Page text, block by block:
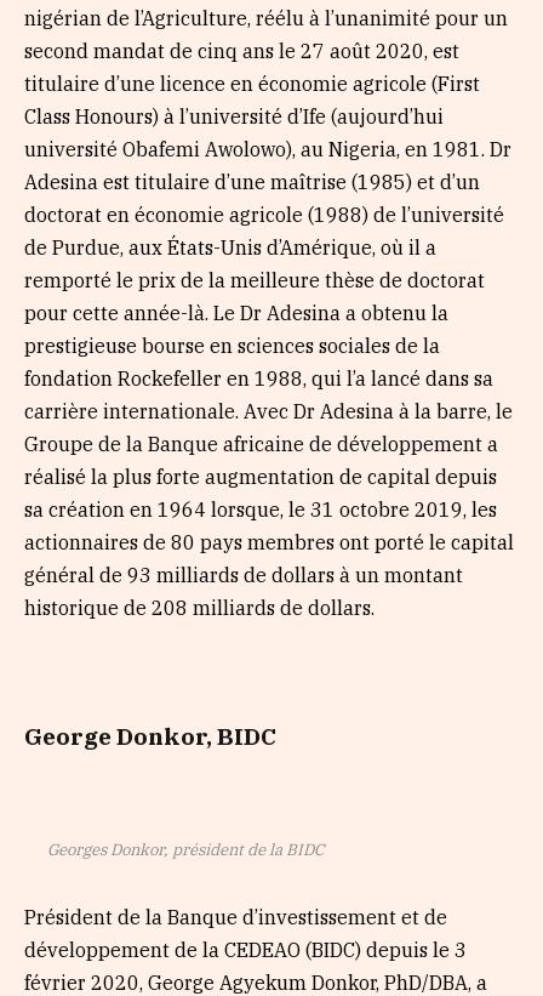
nigérian de l’Agriculture, réélu à l’unanimité pour un
second mandat de cinq ans le 27 août 2020, est
titulaire d’une licence en économie agricole (First
Class Honours) à l’université d’Ife (aujourd’hui
université Obafemi Awolowo), au Nigeria, en 1981. Dr
Adesina est titulaire d’une maîtrise (1985) et d’un
doctorat en économie agricole (1988) de l’université
de Purdue, aux États-Unis d’Amérique, où il a
remporté le prix de la meilleure thèse de doctorat
pour cette année-là. Le Dr Adesina a obtenu la
prestigieuse bourse en sciences sociales de la
fondation Rockefeller en 1988, qui l’a lancé dans sa
carrière internationale. Avec Dr Adesina à la barre, le
Groupe de la Banque africaine de développement a
réalisé la plus forte augmentation de capital depuis
sa création en 1964 lorsque, le 31 octobre 2019, les
actionnaires de 80 pays membres ont porté le capital
général de 93 milliards de dollars à un montant
historique de 208 milliards de dollars.
George Donkor, BIDC
Georges Donkor, président de la BIDC
Président de la Banque d’investissement et de
développement de la CEDEAO (BIDC) depuis le 3
février 2020, George Agyekum Donkor, PhD/DBA, a